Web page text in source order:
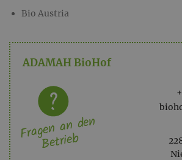
Lieferung Mittwoch: Bestellschluss
Bio Austria
ADAMAH BioHof
Fragen an den
Betrieb